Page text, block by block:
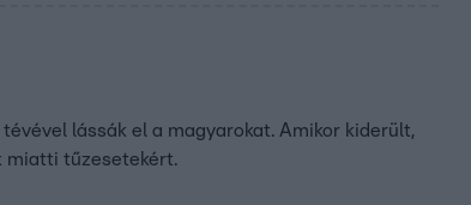
lássák el a magyarokat. Amikor kiderült,
miatti tűzesetekért.